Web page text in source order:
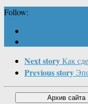
Follow:
Next storyКак
Previous story